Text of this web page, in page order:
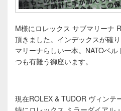
M様にロレックス サブマリーナ
頂きました。インデックスが確
マリーナらしい一本。NATOベ
つも有難う御座います。
現在ROLEX & TUDOR ヴィンテ